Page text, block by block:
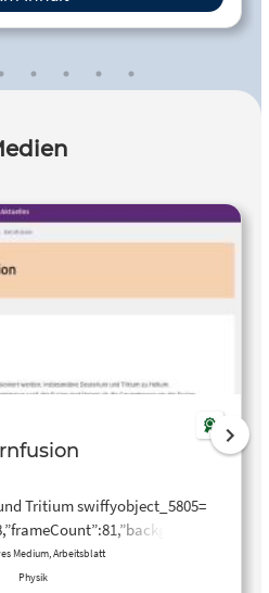
Medium, Arbeitsblatt
Physik